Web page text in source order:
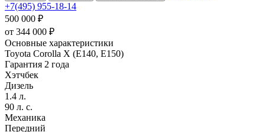
+7(495) 955-18-14
500 000 ₽
от 344 000 ₽
Основные характеристики
Toyota Corolla X (E140, E150)
Гарантия 2 года
Хэтчбек
Дизель
1.4 л.
90 л. с.
Механика
Передний